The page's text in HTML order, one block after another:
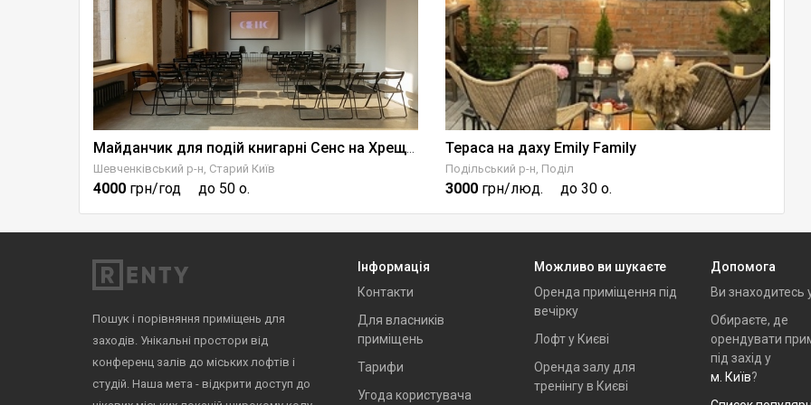
Шевченківський р-н, Старий Київ
4000 грн/год до 50 о.
Тераса на даху Emily Family
Подільський р-н, Поділ
3000 грн/люд. до 30 о.
Пошук і порівняння приміщень для
заходів. Унікальні простори від
конференц залів до міських лофтів і
студій. Наша мета - відкрити доступ до
Інформація
Контакти
Для власників
приміщень
Тарифи
Угода користувача
Можливо ви шукаєте
Оренда приміщення під
вечірку
Лофт у Києві
Оренда залу для
тренінгу в Києві
Допомога
Ви знаходитесь
Обираєте, де
орендувати
під захід у
м. Київ?